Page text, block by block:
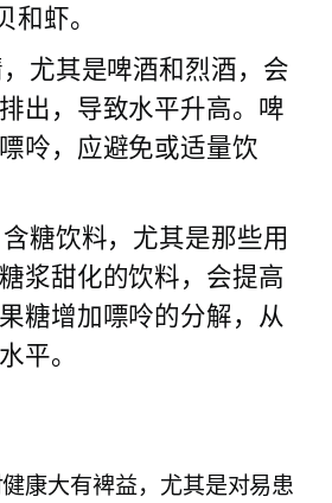
和虾。
尤其是啤酒和烈酒，会
出，导致水平升高。啤
呤，应避免或适量饮
含糖饮料，尤其是那些用
浆甜化的饮料，会提高
糖增加嘌呤的分解，从
平。
康大有裨益，尤其是对易患